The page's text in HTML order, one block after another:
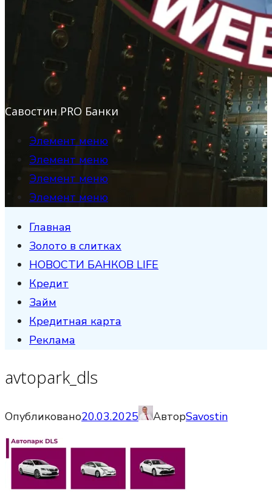
Савостин PRO Банки
Элемент меню
Элемент меню
Элемент меню
Элемент меню
Главная
Золото в слитках
НОВОСТИ БАНКОВ LIFE
Кредит
Займ
Кредитная карта
Реклама
avtopark_dls
Опубликовано20.03.2025 АвторSavostin